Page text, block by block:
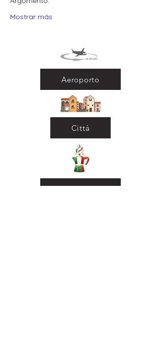
Mostrar más
Aeroporto
Città
Ritorna al Bar